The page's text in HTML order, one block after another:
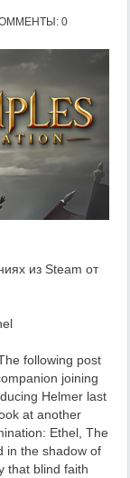
0
из Steam от
following post
joining
Helmer last
at another
Ethel, The
in the shadow of
that blind faith